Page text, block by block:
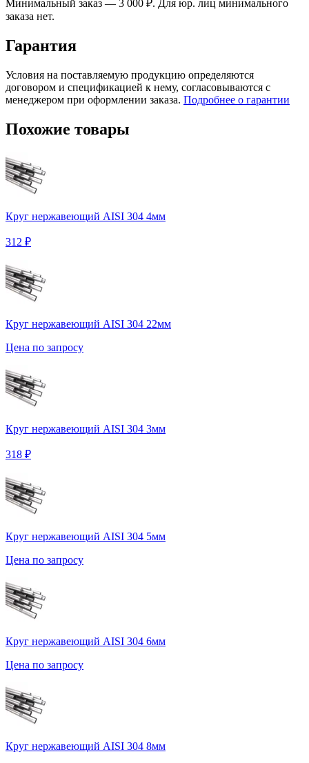
Минимальный заказ — 3 000 ₽. Для юр. лиц минимального
заказа нет.
Гарантия
Условия на поставляемую продукцию определяются
договором и спецификацией к нему, согласовываются с
менеджером при оформлении заказа. Подробнее о гарантии
Похожие товары
Круг нержавеющий AISI 304 4мм
312 ₽
Круг нержавеющий AISI 304 22мм
Цена по запросу
Круг нержавеющий AISI 304 3мм
318 ₽
Круг нержавеющий AISI 304 5мм
Цена по запросу
Круг нержавеющий AISI 304 6мм
Цена по запросу
Круг нержавеющий AISI 304 8мм